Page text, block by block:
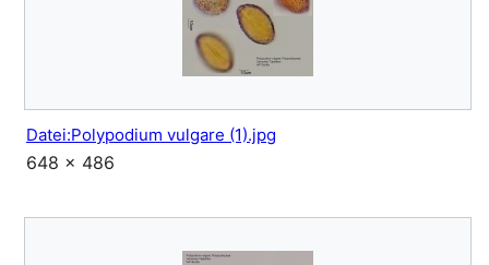
Datei:Polypodium vulgare (1).jpg
648 × 486